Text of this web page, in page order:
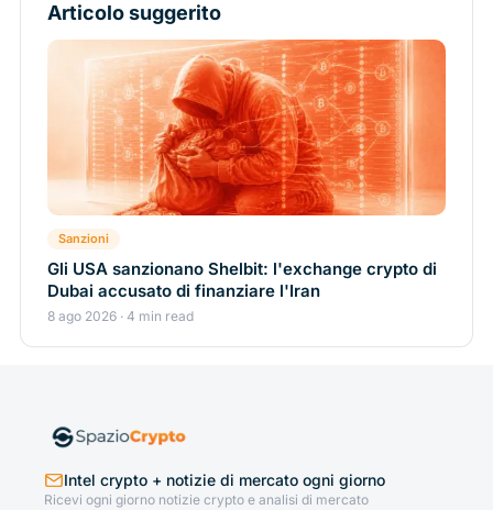
Articolo suggerito
Sanzioni
Gli USA sanzionano Shelbit: l'exchange crypto di
Dubai accusato di finanziare l'Iran
8 ago 2026 · 4 min read
Intel crypto + notizie di mercato ogni giorno
Ricevi ogni giorno notizie crypto e analisi di mercato